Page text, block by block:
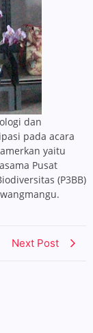
dan
pada acara
yaitu
Pusat
(P3BB)
Next Post